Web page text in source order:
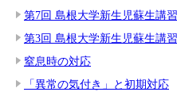
第7回 島根大学新生児蘇生講
第3回 島根大学新生児蘇生講
窒息時の対応
「異常の気付き」と初期対応